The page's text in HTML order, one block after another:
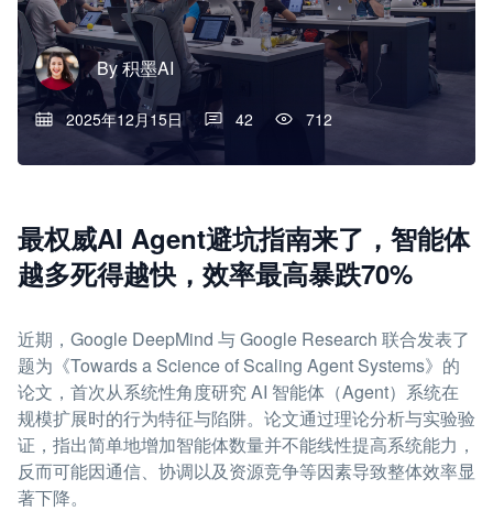
By积墨AI
2025年12月15日 42 712
最权威AI Agent避坑指南来了，智能体
越多死得越快，效率最高暴跌70%
近期，Google DeepMind 与 Google Research 联合发表了
题为《Towards a Science of Scaling Agent Systems》的
论文，首次从系统性角度研究 AI 智能体（Agent）系统在
规模扩展时的行为特征与陷阱。论文通过理论分析与实验验
证，指出简单地增加智能体数量并不能线性提高系统能力，
反而可能因通信、协调以及资源竞争等因素导致整体效率显
著下降。